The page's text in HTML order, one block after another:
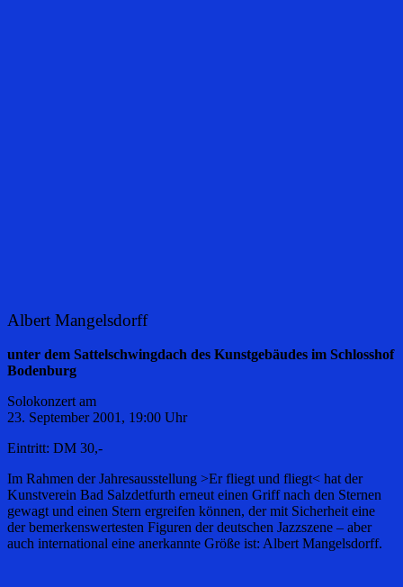
Albert Mangelsdorff
unter dem Sattelschwingdach des Kunstgebäudes im Schlosshof
Bodenburg
Solokonzert am
23. September 2001, 19:00 Uhr
Eintritt: DM 30,-
Im Rahmen der Jahresausstellung >Er fliegt und fliegt< hat der
Kunstverein Bad Salzdetfurth erneut einen Griff nach den Sternen
gewagt und einen Stern ergreifen können, der mit Sicherheit eine
der bemerkenswertesten Figuren der deutschen Jazzszene – aber
auch international eine anerkannte Größe ist: Albert Mangelsdorff.